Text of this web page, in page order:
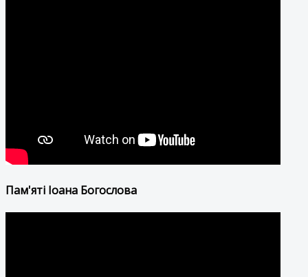
Пам'яті Іоана Богослова